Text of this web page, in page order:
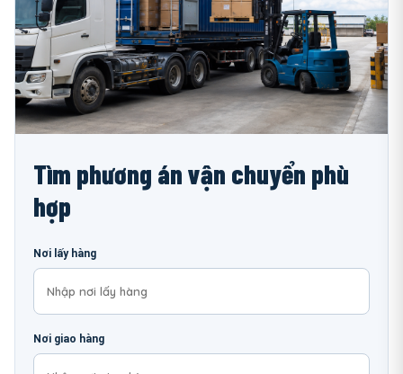
Tìm phương án vận chuyển phù
hợp
Nơi lấy hàng
Nơi giao hàng